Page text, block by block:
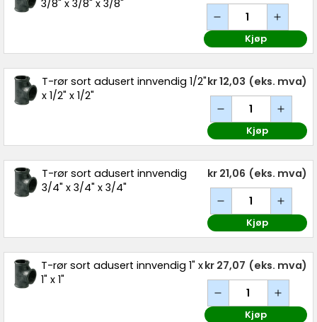
3/8" x 3/8" x 3/8"
Kjøp
T-rør sort adusert innvendig 1/2"
x 1/2" x 1/2"
kr 12,03 (eks. mva)
Kjøp
T-rør sort adusert innvendig
3/4" x 3/4" x 3/4"
kr 21,06 (eks. mva)
Kjøp
T-rør sort adusert innvendig 1" x
1" x 1"
kr 27,07 (eks. mva)
Kjøp